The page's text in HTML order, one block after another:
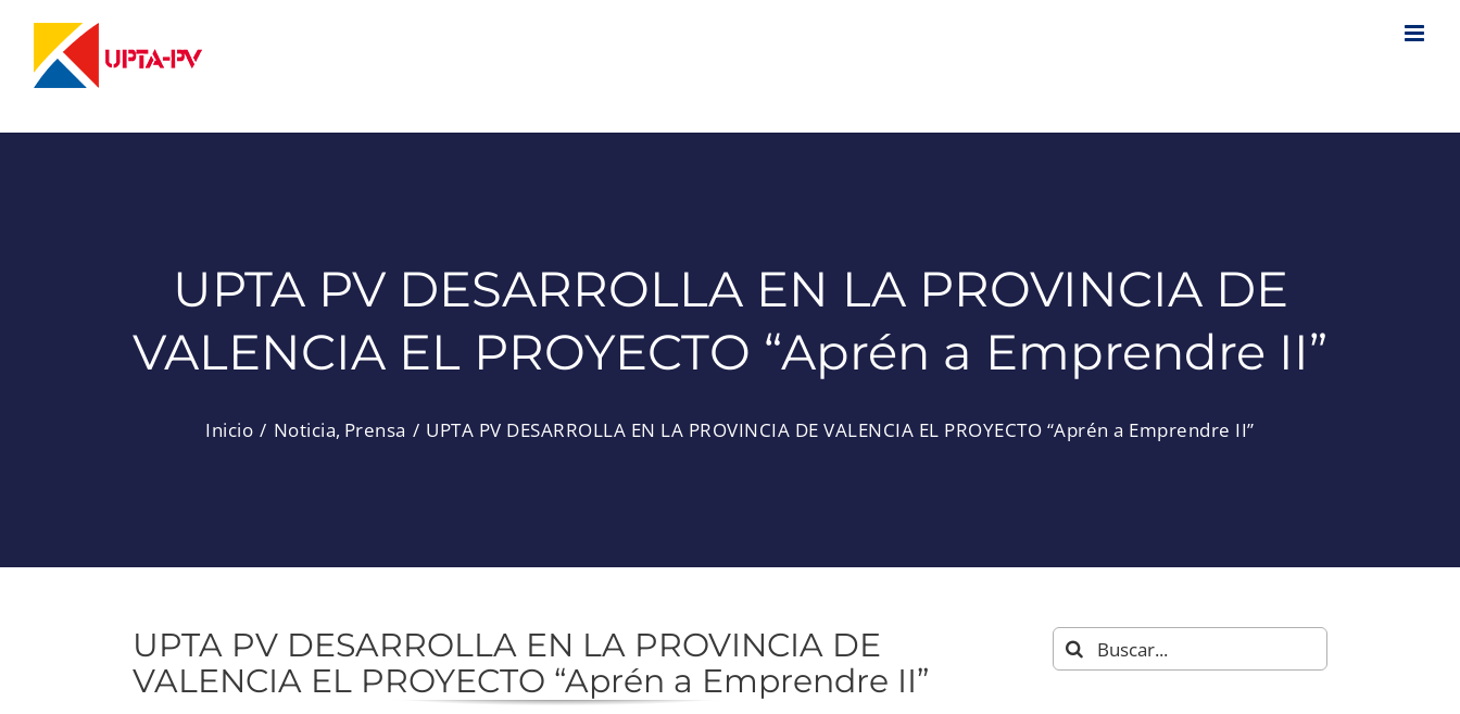
contenido
UPTA PV DESARROLLA EN LA PROVINCIA DE
VALENCIA EL PROYECTO “Aprén a Emprendre II”
Inicio Noticia Prensa UPTA PV DESARROLLA EN LA PROVINCIA DE VALENCIA EL PROYECTO “Aprén a Emprendre II”
UPTA PV DESARROLLA EN LA PROVINCIA DE
VALENCIA EL PROYECTO “Aprén a Emprendre II”
Buscar: